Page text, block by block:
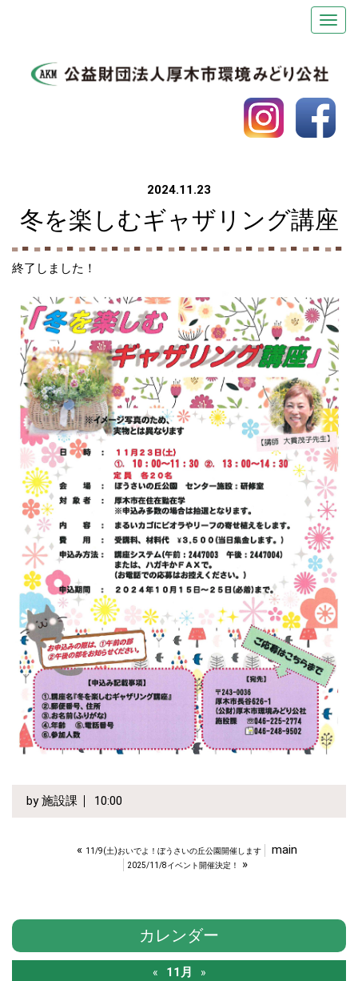
2024.11.23
冬を楽しむギャザリング講座
終了しました！
by施設課 10:00
« 11/9(土)おいでよ！ぼうさいの丘公園開催します main
2025/11/8イベント開催決定！ »
カレンダー
« 11月 »